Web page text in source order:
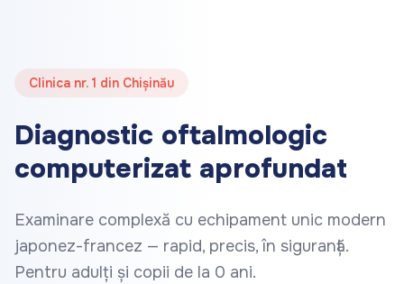
Clinica nr. 1 din Chișinău
Diagnostic oftalmologic
computerizat aprofundat
Examinare complexă cu echipament unic modern
japonez-francez — rapid, precis, în siguranță.
Pentru adulți și copii de la 0 ani.